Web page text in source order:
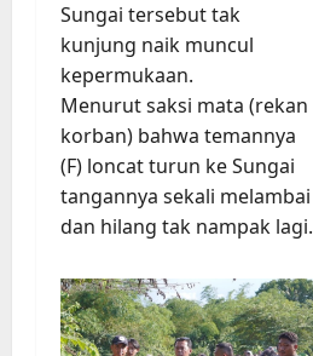
Sungai tersebut tak
kunjung naik muncul
kepermukaan.
Menurut saksi mata (rekan
korban) bahwa temannya
(F) loncat turun ke Sungai
tangannya sekali melambai
dan hilang tak nampak lagi.